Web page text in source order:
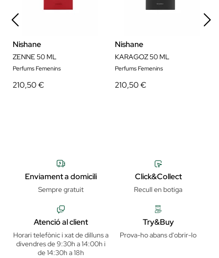
Nishane
ZENNE 50 ML
Perfums Femenins
210,50 €
Nishane
KARAGOZ 50 ML
Perfums Femenins
210,50 €
Enviament a domicili
Sempre gratuit
Click&Collect
Recull en botiga
Atenció al client
Horari telefònic i xat de dilluns a
divendres de 9:30h a 14:00h i
de 14:30h a 18h
Try&Buy
Prova-ho abans d'obrir-lo